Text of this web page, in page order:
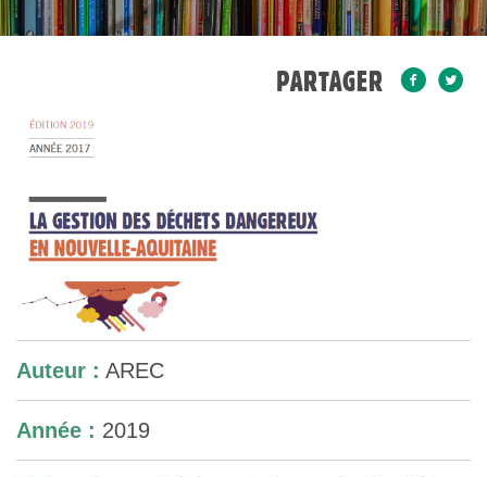
PARTAGER
Auteur : AREC
Année : 2019